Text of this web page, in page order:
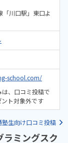
「川口駅」東口よ
school.com/
、口コミ投稿で
ト対象外です
塾生向け口コミ投稿
ラミングスク